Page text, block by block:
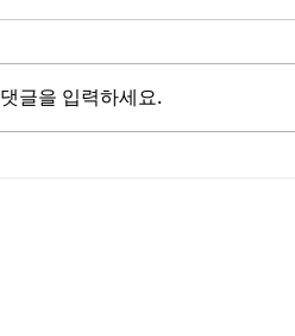
댓글을 입력하세요.